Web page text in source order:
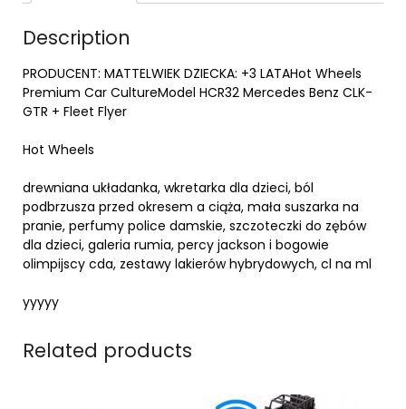
Description
PRODUCENT: MATTELWIEK DZIECKA: +3 LATAHot Wheels
Premium Car CultureModel HCR32 Mercedes Benz CLK-
GTR + Fleet Flyer
Hot Wheels
drewniana układanka, wkretarka dla dzieci, ból
podbrzusza przed okresem a ciąża, mała suszarka na
pranie, perfumy police damskie, szczoteczki do zębów
dla dzieci, galeria rumia, percy jackson i bogowie
olimpijscy cda, zestawy lakierów hybrydowych, cl na ml
yyyyy
Related products